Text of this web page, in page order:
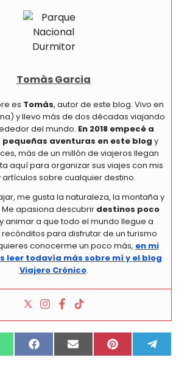
Tomàs Garcia
es Tomàs, autor de este blog. Vivo en
y llevo más de dos décadas viajando
del mundo. En 2018 empecé a
aventuras en este blog y
más de un millón de viajeros llegan
aquí para organizar sus viajes con mis
artículos sobre cualquier destino.
me gusta la naturaleza, la montaña y
apasiona descubrir destinos poco
y animar a que todo el mundo llegue a
para disfrutar de un turismo
conocerme un poco más, en mi
leer todavía más sobre mí y el blog
Viajero Crónico.
Compartir
en
F
a
Compartir
en
E
m
Compartir
en
P
i en
e